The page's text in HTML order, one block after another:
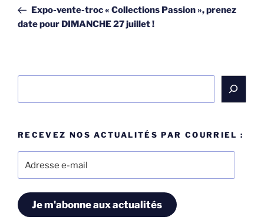
l’article
précédent
Expo-vente-troc « Collections Passion », prenez
date pour DIMANCHE 27 juillet !
RECEVEZ NOS ACTUALITÉS PAR COURRIEL :
Je m'abonne aux actualités